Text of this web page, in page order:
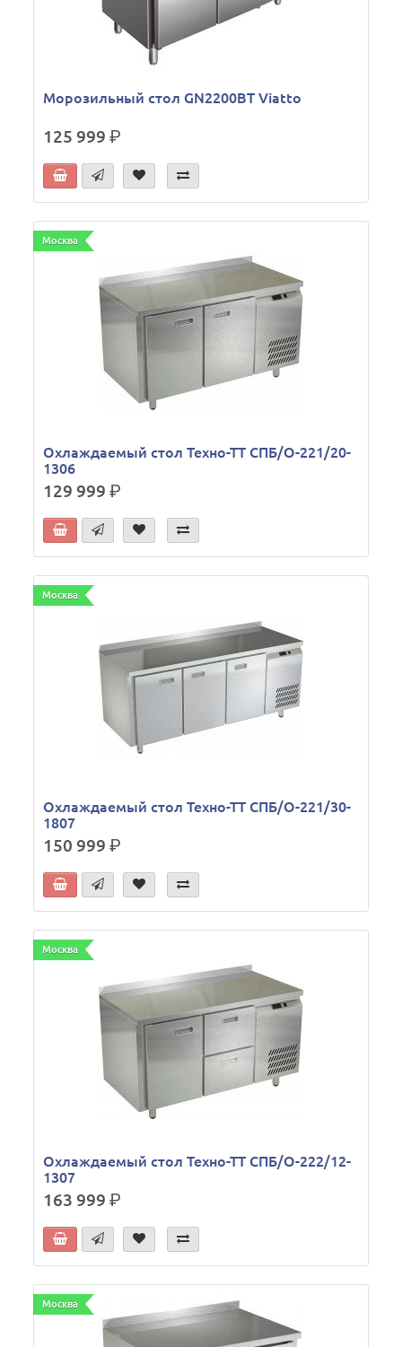
Морозильный стол GN2200BT Viatto
125 999р.
Москва
Охлаждаемый стол Техно-ТТ СПБ/О-221/20-
1306
129 999р.
Москва
Охлаждаемый стол Техно-ТТ СПБ/О-221/30-
1807
150 999р.
Москва
Охлаждаемый стол Техно-ТТ СПБ/О-222/12-
1307
163 999р.
Москва